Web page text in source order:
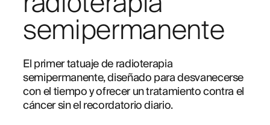
CÓMO FUNCIONA
EJEMPLOS DE
TATUAJES
semipermanente
El primer tatuaje de radioterapia
semipermanente, diseñado para desvanecerse
con el tiempo y ofrecer un tratamiento contra el
cáncer sin el recordatorio diario.